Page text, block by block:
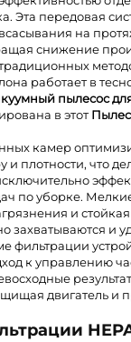
Эта передовая
на
снижение
работает в
пылесос
в этот
камер
и плотности, что
по уборке.
и
захватываются и
фильтрации
к управлению
двигатель и